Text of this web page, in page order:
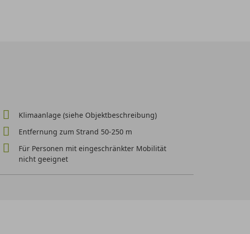
Klimaanlage (siehe Objektbeschreibung)
Entfernung zum Strand 50-250 m
Für Personen mit eingeschränkter Mobilität
nicht geeignet